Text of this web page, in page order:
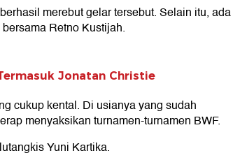
merebut gelar tersebut. Selain itu, ada
Retno Kustijah.
Jonatan Christie
cukup kental. Di usianya yang sudah
menyaksikan turnamen-turnamen BWF.
Yuni Kartika.